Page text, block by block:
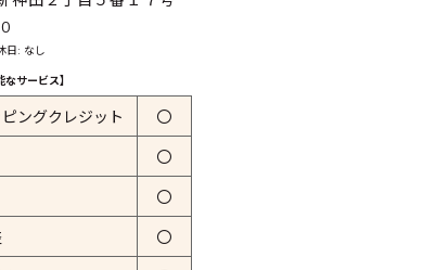
日: なし
なサービス】
ングクレジット 〇
〇
〇
〇